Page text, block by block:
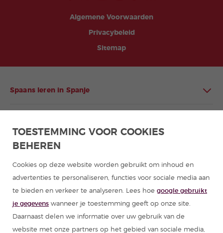
Algemene Voorwaarden
Privacybeleid
Sitemap
Spaans leren in Spanje
Programma's Spaans voor groepen
Cursussen Spaans
Zomerkampen Spanje
Hulpmiddelen om Spaans te leren
TOESTEMMING VOOR COOKIES
BEHEREN
Cookies op deze website worden gebruikt om inhoud en
advertenties te personaliseren, functies voor sociale media aan
te bieden en verkeer te analyseren. Lees hoe google gebruikt
je gegevens wanneer je toestemming geeft op onze site.
Daarnaast delen we informatie over uw gebruik van de
website met onze partners op het gebied van sociale media,